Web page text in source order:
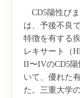
CD5陽性びま
は、予後不良
特徴を有する
レキサート（
II〜IVのCD5
いて、優れた
た。三重大学